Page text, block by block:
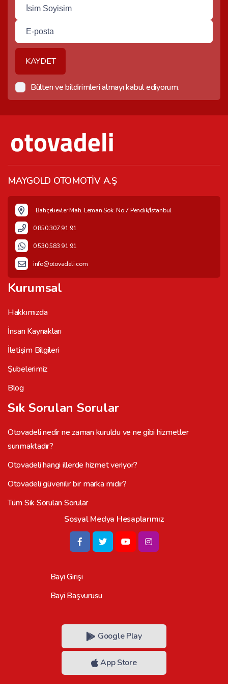
KAYDET
Bülten ve bildirimleri almayı kabul ediyorum.
MAYGOLD OTOMOTİV A.Ş
Bahçelievler Mah. Leman Sok. No:7 Pendik/İstanbul
0 850 307 91 91
0 530 583 91 91
info@otovadeli.com
Kurumsal
Hakkımızda
İnsan Kaynakları
İletişim Bilgileri
Şubelerimiz
Blog
Sık Sorulan Sorular
Otovadeli nedir ne zaman kuruldu ve ne gibi hizmetler
sunmaktadır?
Otovadeli hangi illerde hizmet veriyor?
Otovadeli güvenilir bir marka mıdır?
Tüm Sık Sorulan Sorular
Sosyal Medya Hesaplarımız
Bayi Girişi
Bayi Başvurusu
Google Play
App Store